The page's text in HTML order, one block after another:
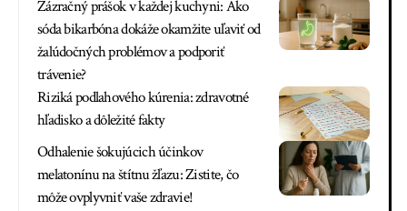
Zázračný prášok v každej kuchyni: Ako
sóda bikarbóna dokáže okamžite uľaviť od
žalúdočných problémov a podporiť
trávenie?
Riziká podlahového kúrenia: zdravotné
hľadisko a dôležité fakty
Odhalenie šokujúcich účinkov
melatonínu na štítnu žľazu: Zistite, čo
môže ovplyvniť vaše zdravie!